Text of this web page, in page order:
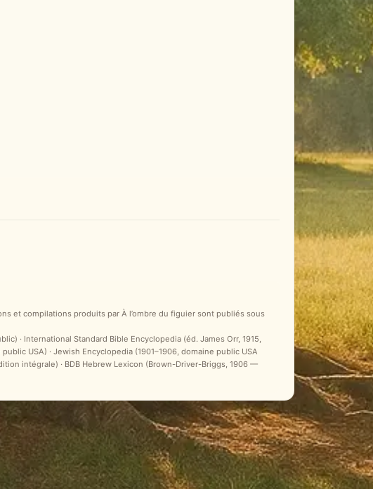
et compilations produits par À l’ombre du figuier sont publiés sous
· International Standard Bible Encyclopedia (éd. James Orr, 1915,
USA) · Jewish Encyclopedia (1901–1906, domaine public USA
intégrale) · BDB Hebrew Lexicon (Brown-Driver-Briggs, 1906 —